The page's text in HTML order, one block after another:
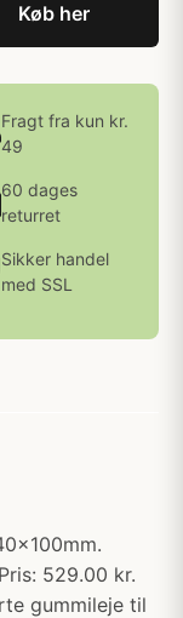
Køb her
Fragt fra kun kr.
49
60 dages
returret
Sikker handel
med SSL
529.00 kr.
gummileje til